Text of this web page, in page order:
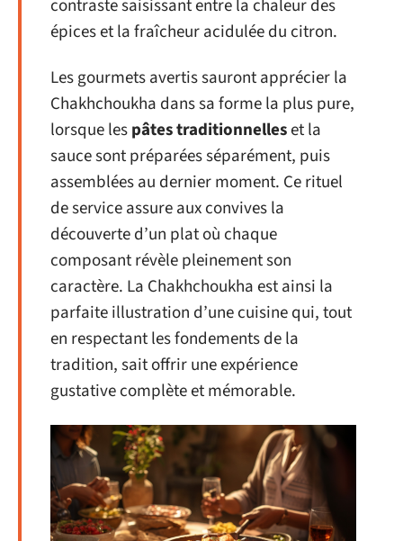
contraste saisissant entre la chaleur des
épices et la fraîcheur acidulée du citron.
Les gourmets avertis sauront apprécier la
Chakhchoukha dans sa forme la plus pure,
lorsque lespâtes traditionnelleset la
sauce sont préparées séparément, puis
assemblées au dernier moment. Ce rituel
de service assure aux convives la
découverte d’un plat où chaque
composant révèle pleinement son
caractère. La Chakhchoukha est ainsi la
parfaite illustration d’une cuisine qui, tout
en respectant les fondements de la
tradition, sait offrir une expérience
gustative complète et mémorable.